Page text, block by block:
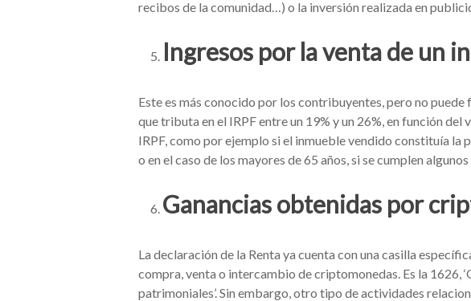
recibos de la comunidad…) o la inversión realizada en
Ingresos por la venta de un
Este es más conocido por los contribuyentes, pero no
que tributa en el IRPF entre un 19% y un 26%, en función
IRPF, como por ejemplo si el inmueble vendido constituía la
o en el caso de los mayores de 65 años, si se cumplen
Ganancias obtenidas por
La declaración de la Renta ya cuenta con una casilla
compra, venta o intercambio de criptomonedas. Es la 1626,
patrimoniales’. Sin embargo, otro tipo de actividades